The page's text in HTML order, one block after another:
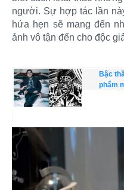
người. Sự hợp tác lần
hứa hẹn sẽ mang đến
ảnh vô tận đến cho độc
Bậc
phẩm